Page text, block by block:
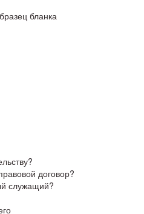
бланка
договор?
служащий?